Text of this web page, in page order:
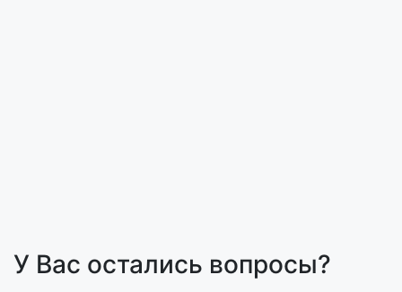
У Вас остались вопросы?